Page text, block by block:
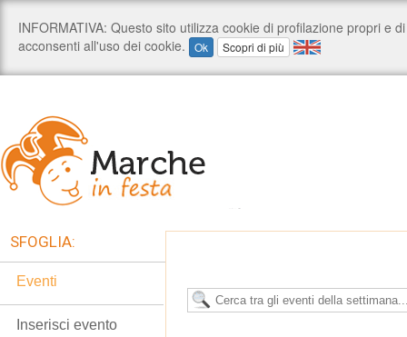
SFOGLIA:
Eventi
Inserisci evento